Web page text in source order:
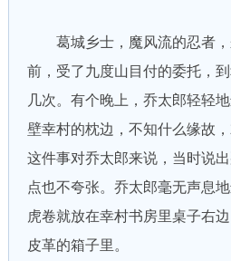
葛城乡士，魔风流的忍者，
前，受了九度山目付的委托，
几次。有个晚上，乔太郎轻轻
壁幸村的枕边，不知什么缘故
这件事对乔太郎来说，当时说
点也不夸张。乔太郎毫无声息
虎卷就放在幸村书房里桌子右
皮革的箱子里。